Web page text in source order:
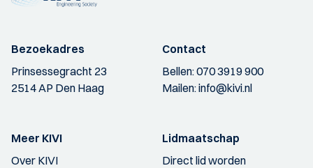
Bezoekadres
Prinsessegracht 23
2514 AP Den Haag
Contact
Bellen:070 3919 900
Mailen:info@kivi.nl
Meer KIVI
Over KIVI
Lidmaatschap
Direct lid worden